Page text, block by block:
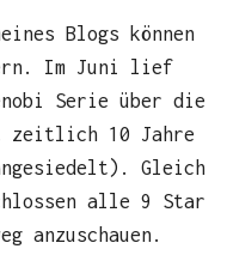
Blogs können
Im Juni lief
Serie über die
zeitlich 10 Jahre
Gleich
alle 9 Star
anzuschauen.